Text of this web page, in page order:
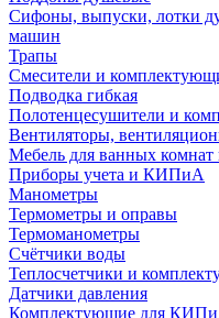
Сифоны, выпуски, лотки
машин
Трапы
Смесители и
Подводка гибкая
Полотенцесушители и
Вентиляторы,
Мебель для ванных комнат
Приборы учета и КИПиА
Манометры
Термометры и оправы
Термоманометры
Счётчики воды
Теплосчетчики и
Датчики давления
Комплектующие для